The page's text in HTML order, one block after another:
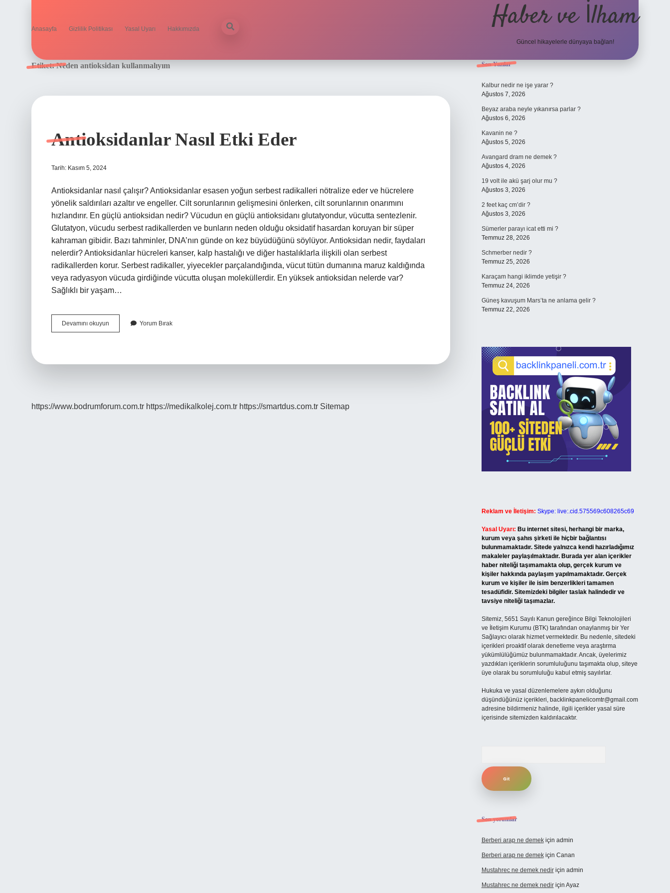
Anasayfa Gizlilik Politikası Yasal Uyarı Hakkımızda Haber ve İlham
Güncel hikayelerle dünyaya bağlan!
Etiket:Neden antioksidan kullanmalıyım
Antioksidanlar Nasıl Etki Eder
Tarih: Kasım 5, 2024
Antioksidanlar nasıl çalışır? Antioksidanlar esasen yoğun serbest radikalleri nötralize eder ve hücrelere
yönelik saldırıları azaltır ve engeller. Cilt sorunlarının gelişmesini önlerken, cilt sorunlarının onarımını
hızlandırır. En güçlü antioksidan nedir? Vücudun en güçlü antioksidanı glutatyondur, vücutta sentezlenir.
Glutatyon, vücudu serbest radikallerden ve bunların neden olduğu oksidatif hasardan koruyan bir süper
kahraman gibidir. Bazı tahminler, DNA’nın günde on kez büyüdüğünü söylüyor. Antioksidan nedir, faydaları
nelerdir? Antioksidanlar hücreleri kanser, kalp hastalığı ve diğer hastalıklarla ilişkili olan serbest
radikallerden korur. Serbest radikaller, yiyecekler parçalandığında, vücut tütün dumanına maruz kaldığında
veya radyasyon vücuda girdiğinde vücutta oluşan moleküllerdir. En yüksek antioksidan nelerde var?
Sağlıklı bir yaşam…
Devamını okuyun Antioksidanlar
Nasıl
Yorum Bırak
https://www.bodrumforum.com.tr https://medikalkolej.com.tr https://smartdus.com.tr Sitemap
Sidebar
Son Yazılar
Kalbur nedir ne işe yarar ?
Ağustos 7, 2026
Beyaz araba neyle yıkanırsa parlar ?
Ağustos 6, 2026
Kavanin ne ?
Ağustos 5, 2026
Avangard dram ne demek ?
Ağustos 4, 2026
19 volt ile akü şarj olur mu ?
Ağustos 3, 2026
2 feet kaç cm’dir ?
Ağustos 3, 2026
Sümerler parayı icat etti mi ?
Temmuz 28, 2026
Schmerber nedir ?
Temmuz 25, 2026
Karaçam hangi iklimde yetişir ?
Temmuz 24, 2026
Güneş kavuşum Mars’ta ne anlama gelir ?
Temmuz 22, 2026
Reklam ve İletişim: Skype: live:.cid.575569c608265c69
Yasal Uyarı: Bu internet sitesi, herhangi bir marka,
kurum veya şahıs şirketi ile hiçbir bağlantısı
bulunmamaktadır. Sitede yalnızca kendi hazırladığımız
makaleler paylaşılmaktadır. Burada yer alan içerikler
haber niteliği taşımamakta olup, gerçek kurum ve
kişiler hakkında paylaşım yapılmamaktadır. Gerçek
kurum ve kişiler ile isim benzerlikleri tamamen
tesadüfidir. Sitemizdeki bilgiler taslak halindedir ve
tavsiye niteliği taşımazlar.
Sitemiz, 5651 Sayılı Kanun gereğince Bilgi Teknolojileri
ve İletişim Kurumu (BTK) tarafından onaylanmış bir Yer
Sağlayıcı olarak hizmet vermektedir. Bu nedenle, sitedeki
içerikleri proaktif olarak denetleme veya araştırma
yükümlülüğümüz bulunmamaktadır. Ancak, üyelerimiz
yazdıkları içeriklerin sorumluluğunu taşımakta olup, siteye
üye olarak bu sorumluluğu kabul etmiş sayılırlar.
Hukuka ve yasal düzenlemelere aykırı olduğunu
düşündüğünüz içerikleri, backlinkpanelicomtr@gmail.com
adresine bildirmeniz halinde, ilgili içerikler yasal süre
içerisinde sitemizden kaldırılacaktır.
Son yorumlar
Berberi arap ne demekiçin admin
Berberi arap ne demekiçin Canan
Mustahrec ne demek nediriçin admin
Mustahrec ne demek nediriçin Ayaz